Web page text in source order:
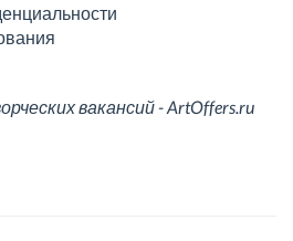
вакансий - ArtOffers.ru